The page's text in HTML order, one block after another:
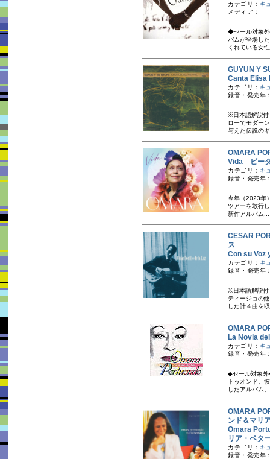
カテゴリ： キ
メディア：
◆セール対象外
バムが登場し
くれている女
GUYUN Y
Canta Elisa
カテゴリ： キ
録音・発売年
※日本語解説付
ローでモダー
与えた伝説の
OMARA
Vida ビー
カテゴリ： キ
録音・発売年
今年（2023年
ツアーを敢行
新作アルバム
CESAR
ス
Con su Voz
カテゴリ： キ
録音・発売年
※日本語解説付
ティージョの
した計４曲を
OMARA
La Novia
カテゴリ： キ
録音・発売年
◆セール対象外
トゥオンド。
したアルバム
OMARA
ンド＆マリ
Omara
リア・ベタ
カテゴリ： キ
録音・発売年